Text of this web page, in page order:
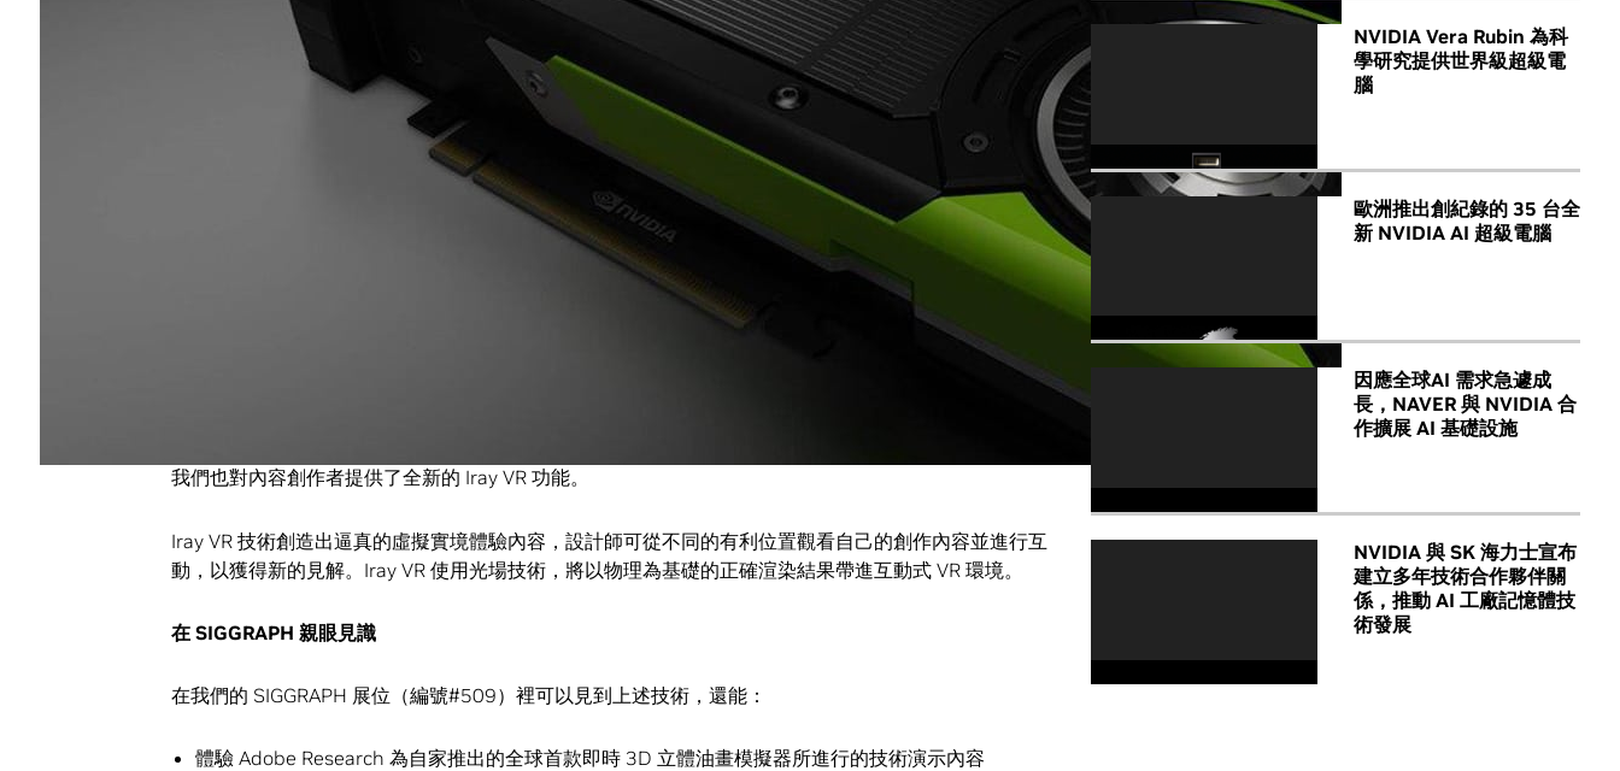
用在史上最先進之工作站機型的
。擁有 3,840 顆運算核心及驚人的 12 TFlops 運算能
力，設計師們就能以較過去快上兩倍的速度進行極為複雜的設計1,2。
360 Video SDK
讓 VR 開發人員能打造出可從多具攝影機採集、拼接及串流播放 4K 畫質
的應用程式，體驗即時觀看360度環繞影片的感受。
GPU 加速能力加入全球最受歡迎、可創造出電影般品質的 mental ray 渲染程式
超級電腦上使用NVIDIA GPU 光線追蹤引擎最新版本 Optix 4
，讓藝術家可在大到
64GB 的影片檔案上達到最高速的互動式渲染結果。
PIXAR 技術長 Steve May 說：「我們的藝術家常要使用 50GB 以上的資料組，能以互動方式渲染繪製這
麼大的場景，讓我們的藝術家們能更快在創意方面做出決定。我們期望測試 Pascal 架構的極限，希望能
我們也對內容創作者提供了全新的 Iray VR 功能。
Iray VR 技術創造出逼真的虛擬實境體驗內容，設計師可從不同的有利位置觀看自己的創作內容並進行互
動，以獲得新的見解。Iray VR 使用光場技術，將以物理為基礎的正確渲染結果帶進互動式 VR 環境。
在 SIGGRAPH 親眼見識
在我們的 SIGGRAPH 展位（編號#509）裡可以見到上述技術，還能：
體驗 Adobe Research 為自家推出的全球首款即時 3D 立體油畫模擬器所進行的技術演示內容
NVIDIA Vera Rubin 為科
學研究提供世界級超級電
腦
歐洲推出創紀錄的 35 台全
新 NVIDIA AI 超級電腦
因應全球AI 需求急遽成
長，NAVER 與 NVIDIA 合
作擴展 AI 基礎設施
NVIDIA 與 SK 海力士宣布
建立多年技術合作夥伴關
係，推動 AI 工廠記憶體技
術發展